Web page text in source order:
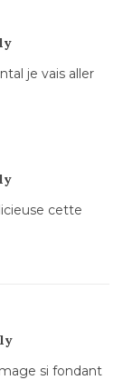
je vais aller
cette
si fondant